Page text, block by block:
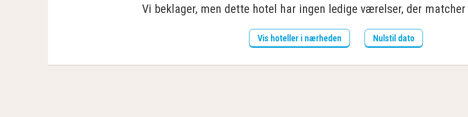
Vi beklager, men dette hotel har ingen ledige værelser, der
Vis hoteller i nærheden Nulstil dato